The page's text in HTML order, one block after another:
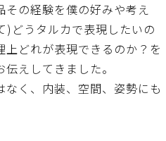
の経験を僕の好みや考え
)どうタルカで表現したいの
どれが表現できるのか？を
えしてきました。
く、内装、空間、姿勢にも